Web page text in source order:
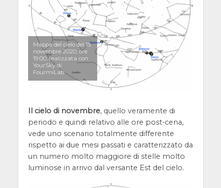
Mappa del cielo del 15
novembre 2020, ore
19:00, realizzata con
YourSky di
FourmiLab
Il cielo di novembre, quello veramente di
periodo e quindi relativo alle ore post-cena,
vede uno scenario totalmente differente
rispetto ai due mesi passati e caratterizzato da
un numero molto maggiore di stelle molto
luminose in arrivo dal versante Est del cielo.